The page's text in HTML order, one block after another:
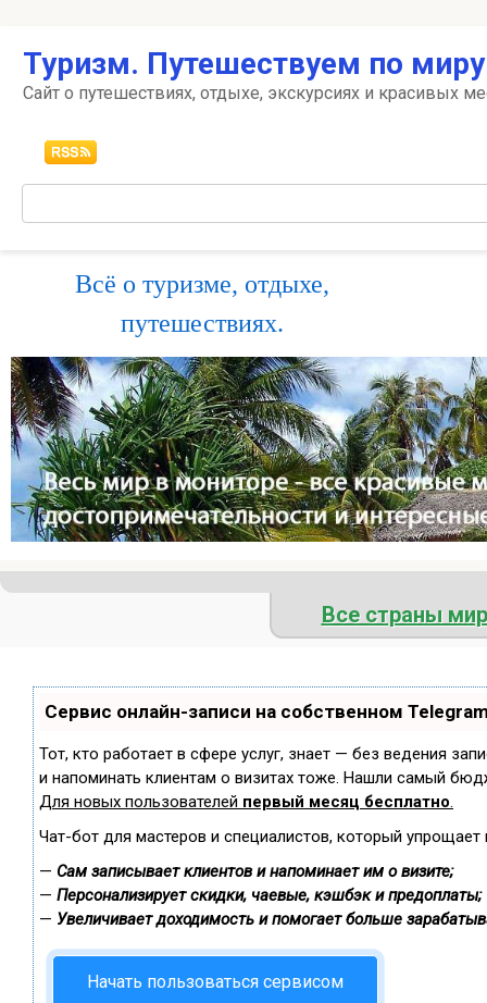
контенту
Туризм. Путешествуем по
Сайт о путешествиях, отдыхе, экскурсиях и красивых
Всё о туризме, отдыхе,
путешествиях.
Все страны
Сервис онлайн-записи на собственном
Тот, кто работает в сфере услуг, знает — без ведения
и напоминать клиентам о визитах тоже. Нашли самый
Для новых пользователей первый месяц бесплатно.
Чат-бот для мастеров и специалистов, который упрощает
— Сам записывает клиентов и напоминает им о визите;
— Персонализирует скидки, чаевые, кэшбэк и предоплаты;
— Увеличивает доходимость и помогает больше
Начать пользоваться сервисом